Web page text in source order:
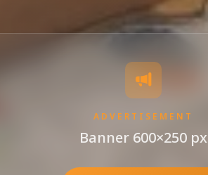
ADVERTISEMENT
Banner 600×250 px